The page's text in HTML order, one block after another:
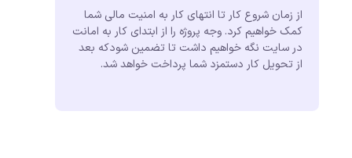
از زمان شروع کار تا انتهای کار به امنیت مالی شما
کمک خواهیم کرد. وجه پروژه را از ابتدای کار به امانت
در سایت نگه خواهیم داشت تا تضمین شودکه بعد
از تحویل کار دستمزد شما پرداخت خواهد شد.